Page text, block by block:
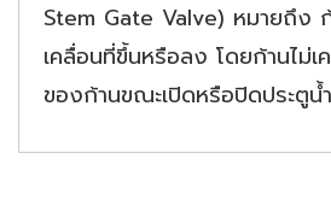
Stem Gate Valve) หมายถึง
เคลื่อนที่ขึ้นหรือลง โดยก้านไม่
ของก้านขณะเปิดหรือปิดประตูน้ำ